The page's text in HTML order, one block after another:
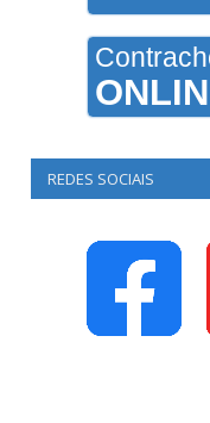
REDES SOCIAIS